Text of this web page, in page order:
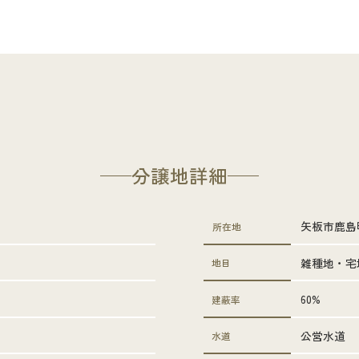
分譲地詳細
所在地 矢板市鹿
地目 雑種地・
建蔽率 60%
水道 公営水道